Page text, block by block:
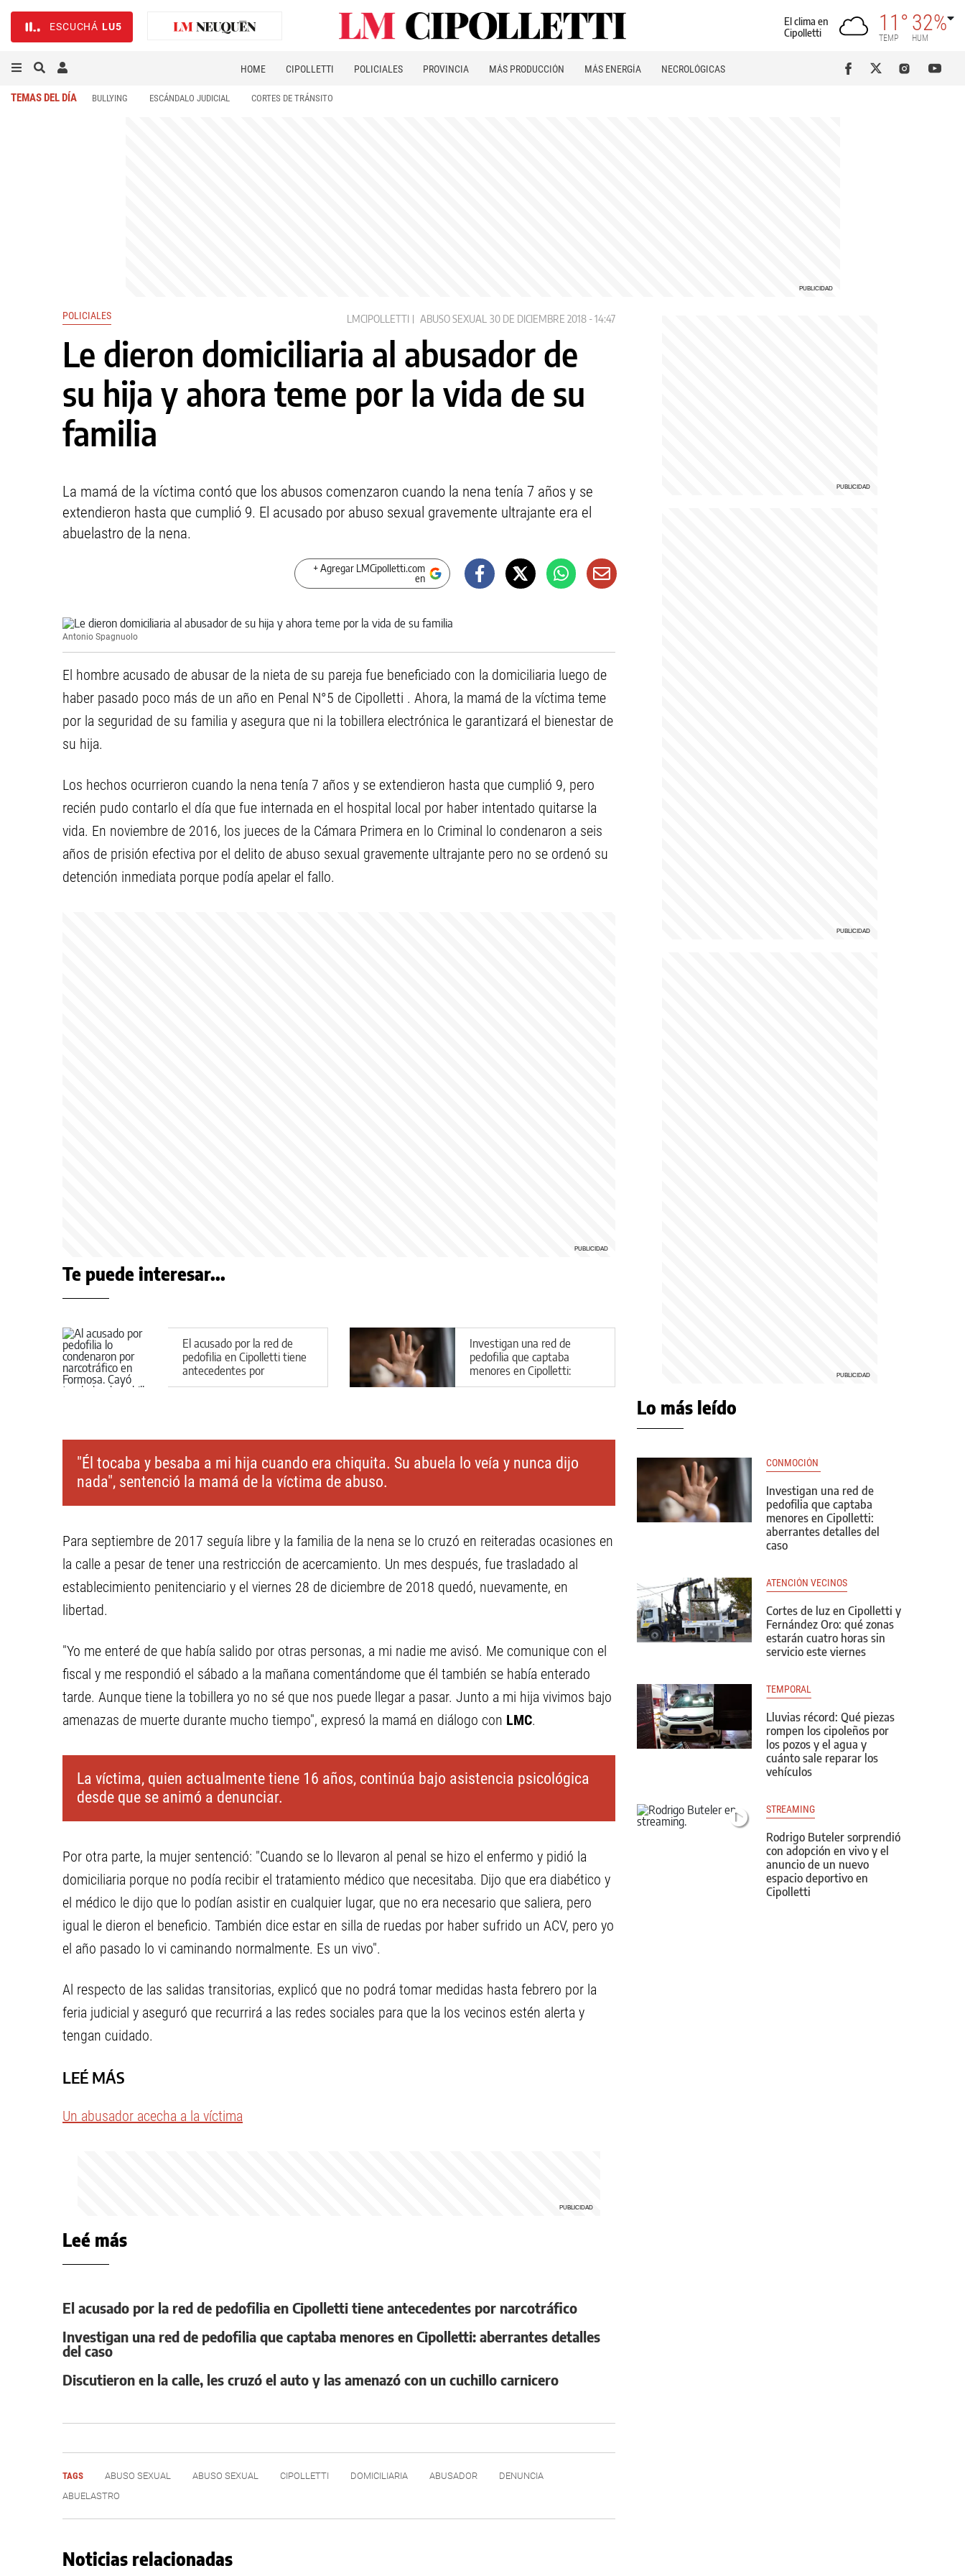
ESCUCHÁ LU5
El clima en
Cipolletti
11°
TEMP
32%
HUM
HOME CIPOLLETTI POLICIALES PROVINCIA MÁS PRODUCCIÓN MÁS ENERGÍA NECROLÓGICAS
TEMAS DEL DÍA BULLYING ESCÁNDALO JUDICIAL CORTES DE TRÁNSITO
POLICIALES LMCIPOLLETTI ABUSO SEXUAL 30 DE DICIEMBRE 2018 - 14:47
Le dieron domiciliaria al abusador de
su hija y ahora teme por la vida de su
familia
La mamá de la víctima contó que los abusos comenzaron cuando la nena tenía 7 años y se
extendieron hasta que cumplió 9. El acusado por abuso sexual gravemente ultrajante era el
abuelastro de la nena.
+ Agregar LMCipolletti.com
en
Antonio Spagnuolo
El hombre acusado de abusar de la nieta de su pareja fue beneficiado con la domiciliaria luego de
haber pasado poco más de un año en Penal N°5 de Cipolletti . Ahora, la mamá de la víctima teme
por la seguridad de su familia y asegura que ni la tobillera electrónica le garantizará el bienestar de
su hija.
Los hechos ocurrieron cuando la nena tenía 7 años y se extendieron hasta que cumplió 9, pero
recién pudo contarlo el día que fue internada en el hospital local por haber intentado quitarse la
vida. En noviembre de 2016, los jueces de la Cámara Primera en lo Criminal lo condenaron a seis
años de prisión efectiva por el delito de abuso sexual gravemente ultrajante pero no se ordenó su
detención inmediata porque podía apelar el fallo.
Te puede interesar...
El acusado por la red de
pedofilia en Cipolletti tiene
antecedentes por
narcotráfico
Investigan una red de
pedofilia que captaba
menores en Cipolletti:
aberrantes detalles del caso
"Él tocaba y besaba a mi hija cuando era chiquita. Su abuela lo veía y nunca dijo
nada", sentenció la mamá de la víctima de abuso.
Para septiembre de 2017 seguía libre y la familia de la nena se lo cruzó en reiteradas ocasiones en
la calle a pesar de tener una restricción de acercamiento. Un mes después, fue trasladado al
establecimiento penitenciario y el viernes 28 de diciembre de 2018 quedó, nuevamente, en
libertad.
"Yo me enteré de que había salido por otras personas, a mi nadie me avisó. Me comunique con el
fiscal y me respondió el sábado a la mañana comentándome que él también se había enterado
tarde. Aunque tiene la tobillera yo no sé que nos puede llegar a pasar. Junto a mi hija vivimos bajo
amenazas de muerte durante mucho tiempo", expresó la mamá en diálogo con LMC.
La víctima, quien actualmente tiene 16 años, continúa bajo asistencia psicológica
desde que se animó a denunciar.
Por otra parte, la mujer sentenció: "Cuando se lo llevaron al penal se hizo el enfermo y pidió la
domiciliaria porque no podía recibir el tratamiento médico que necesitaba. Dijo que era diabético y
el médico le dijo que lo podían asistir en cualquier lugar, que no era necesario que saliera, pero
igual le dieron el beneficio. También dice estar en silla de ruedas por haber sufrido un ACV, pero yo
el año pasado lo vi caminando normalmente. Es un vivo".
Al respecto de las salidas transitorias, explicó que no podrá tomar medidas hasta febrero por la
feria judicial y aseguró que recurrirá a las redes sociales para que la los vecinos estén alerta y
tengan cuidado.
LEÉ MÁS
Un abusador acecha a la víctima
Leé más
El acusado por la red de pedofilia en Cipolletti tiene antecedentes por narcotráfico
Investigan una red de pedofilia que captaba menores en Cipolletti: aberrantes detalles
del caso
Discutieron en la calle, les cruzó el auto y las amenazó con un cuchillo carnicero
TAGS ABUSO SEXUAL ABUSO SEXUAL CIPOLLETTI DOMICILIARIA ABUSADOR
DENUNCIA
ABUELASTRO
Noticias relacionadas
Lo más leído
CONMOCIÓN
Investigan una red de
pedofilia que captaba
menores en Cipolletti:
aberrantes detalles del
caso
ATENCIÓN VECINOS
Cortes de luz en Cipolletti y
Fernández Oro: qué zonas
estarán cuatro horas sin
servicio este viernes
TEMPORAL
Lluvias récord: Qué piezas
rompen los cipoleños por
los pozos y el agua y
cuánto sale reparar los
vehículos
STREAMING
Rodrigo Buteler sorprendió
con adopción en vivo y el
anuncio de un nuevo
espacio deportivo en
Cipolletti